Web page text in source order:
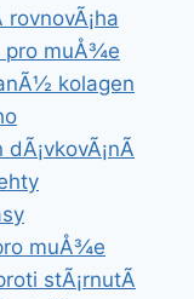
rovnovÃ¡ha
pro muÅ¾e
kolagen
dÃ¡vkovÃ¡nÃ­
muÅ¾e
stÃ¡rnutÃ­